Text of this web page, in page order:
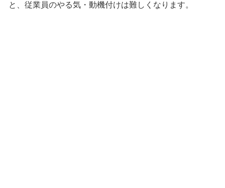
と、従業員のやる気・動機付けは難しくなります。